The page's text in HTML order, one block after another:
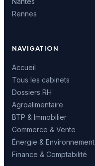
Rennes
NAVIGATION
Accueil
Tous les cabinets
Dossiers RH
Agroalimentaire
BTP & Immobilier
Commerce & Vente
Énergie & Environnement
Finance & Comptabilité